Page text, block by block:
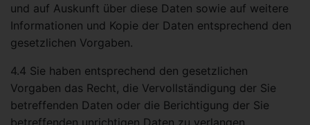
und auf Auskunft über diese Daten sowie auf weitere
Informationen und Kopie der Daten entsprechend den
gesetzlichen Vorgaben.
4.4 Sie haben entsprechend den gesetzlichen
Vorgaben das Recht, die Vervollständigung der Sie
betreffenden Daten oder die Berichtigung der Sie
betreffenden unrichtigen Daten zu verlangen.